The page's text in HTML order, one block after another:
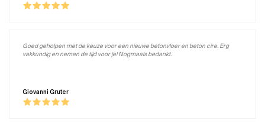
Giovanni Gruter
Goed geholpen met de keuze voor een nieuwe betonvloer en beton cire. Erg
vakkundig en nemen de tijd voor je! Nogmaals bedankt.